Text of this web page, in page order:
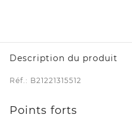
Description du produit
Réf.: B21221315512
Points forts